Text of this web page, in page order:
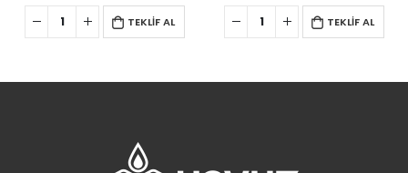
TEKLİF AL TEKLİF AL